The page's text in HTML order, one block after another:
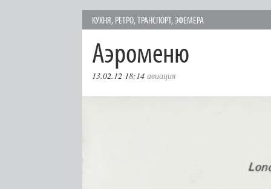
КУХНЯ, РЕТРО,ТРАНСПОРТ,ЭФЕМЕРА
Аэроменю
13.02.12 18:14 авиация